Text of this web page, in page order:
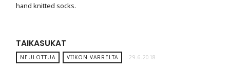
hand knitted socks.
TAIKASUKAT
NEULOTTUA VIIKON VARRELTA 29.6.2018